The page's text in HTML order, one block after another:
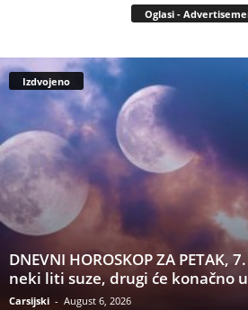
Oglasi -
Izdvojeno
DNEVNI HOROSKOP ZA PETAK,
neki liti suze, drugi će konačno
Carsijski - August 6, 2026